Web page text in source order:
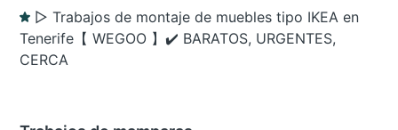
▷ Trabajos de montaje de muebles tipo IKEA en
Tenerife【 WEGOO 】✔️ BARATOS, URGENTES,
CERCA